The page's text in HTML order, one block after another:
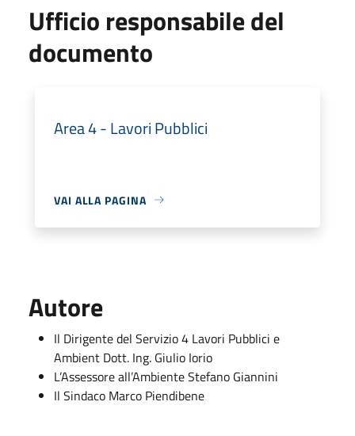
Ufficio responsabile del
documento
Area 4 - Lavori Pubblici
VAI ALLA PAGINA
Autore
Il Dirigente del Servizio 4 Lavori Pubblici e
Ambient Dott. Ing. Giulio Iorio
L’Assessore all’Ambiente Stefano Giannini
Il Sindaco Marco Piendibene